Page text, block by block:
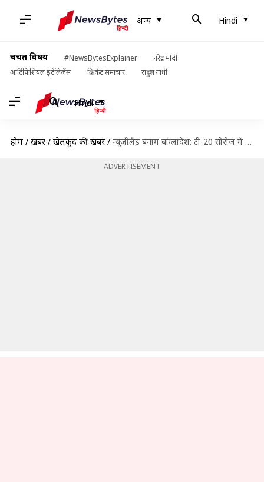
अन्य Hindi
चर्चित विषय #NewsBytesExplainer
नरेंद्र मोदी
आर्टिफिशियल इंटेलिजेंस
क्रिकेट समाचार राहुल गांधी
Hindi
होम / खबरें / खेलकूद की खबरें / न्यूजीलैंड बनाम बांग्लादेश: टी-20 सीरीज में बन सकते हैं ये रिकार्ड्स
ADVERTISEMENT